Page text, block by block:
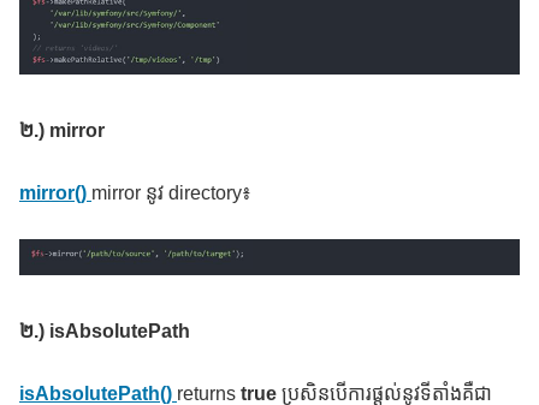
២.) mirror
mirror() mirror នូវ directory៖
២.) isAbsolutePath
isAbsolutePath() returns true ប្រសិនបើការផ្ដល់នូវទីតាំងគឺជា